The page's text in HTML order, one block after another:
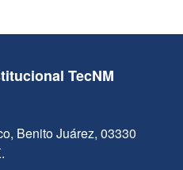
TecNM
Benito Juárez, 03330